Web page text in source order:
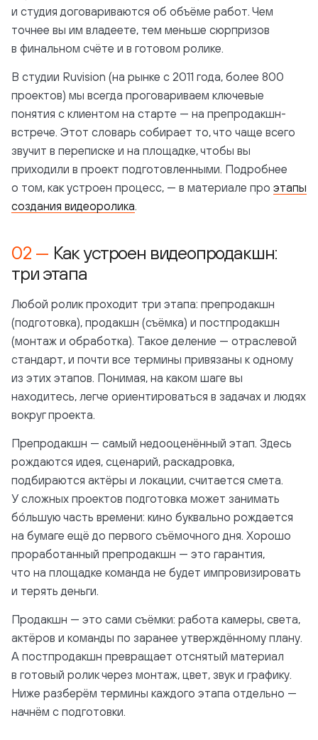
и студия договариваются об объёме работ. Чем
точнее вы им владеете, тем меньше сюрпризов
в финальном счёте и в готовом ролике.
В студии Ruvision (на рынке с 2011 года, более 800
проектов) мы всегда проговариваем ключевые
понятия с клиентом на старте — на препродакшн-
встрече. Этот словарь собирает то, что чаще всего
звучит в переписке и на площадке, чтобы вы
приходили в проект подготовленными. Подробнее
о том, как устроен процесс, — в материале про этапы
создания видеоролика.
Как устроен видеопродакшн:
три этапа
Любой ролик проходит три этапа: препродакшн
(подготовка), продакшн (съёмка) и постпродакшн
(монтаж и обработка). Такое деление — отраслевой
стандарт, и почти все термины привязаны к одному
из этих этапов. Понимая, на каком шаге вы
находитесь, легче ориентироваться в задачах и людях
вокруг проекта.
Препродакшн — самый недооценённый этап. Здесь
рождаются идея, сценарий, раскадровка,
подбираются актёры и локации, считается смета.
У сложных проектов подготовка может занимать
бóльшую часть времени: кино буквально рождается
на бумаге ещё до первого съёмочного дня. Хорошо
проработанный препродакшн — это гарантия,
что на площадке команда не будет импровизировать
и терять деньги.
Продакшн — это сами съёмки: работа камеры, света,
актёров и команды по заранее утверждённому плану.
А постпродакшн превращает отснятый материал
в готовый ролик через монтаж, цвет, звук и графику.
Ниже разберём термины каждого этапа отдельно —
начнём с подготовки.